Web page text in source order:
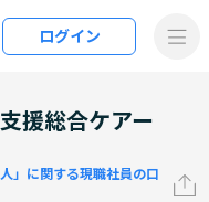
ログイン
援総合ケアー
」に関する現職社員の口